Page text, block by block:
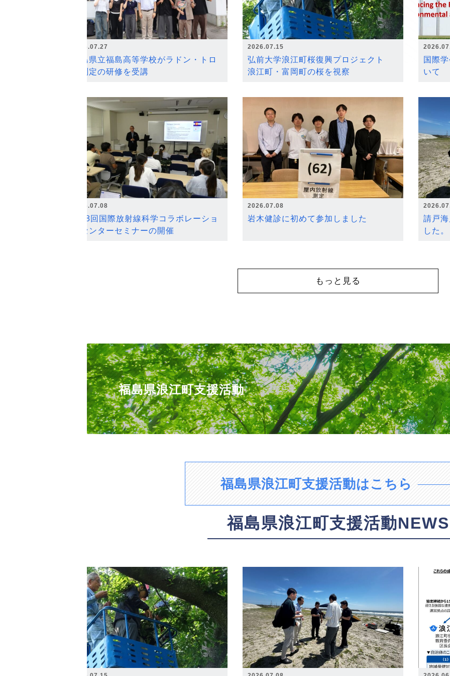
2026.07.27
福島県立福島高等学校がラドン・トロ
ン測定の研修を受講
2026.07.15
弘前大学浪江町桜復興プロジェクト
浪江町・富岡町の桜を視察
国際
いて
2026.07.08
第18回国際放射線科学コラボレーショ
ンセンターセミナーの開催
2026.07.08
岩木健診に初めて参加しました
請戸
した。
もっと見る
福島県浪江町支援活動
福島県浪江町支援活動はこちら
福島県浪江町支援活動NEWS